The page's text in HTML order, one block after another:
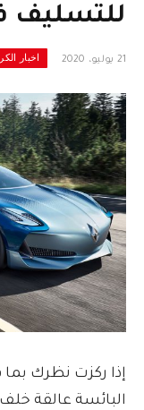
للتسليف
21 يوليو، 2020 اخبار
إذا ركزت نظرك بما
البائسة عالقة